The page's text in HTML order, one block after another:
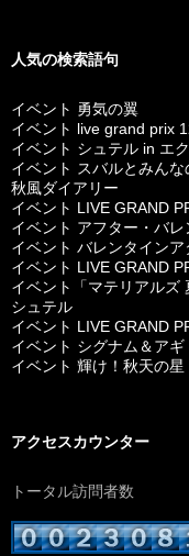
人気の検索語句
イベント 勇気の翼
イベント live grand prix
イベント シュテル in エ
イベント スバルとみんな
秋風ダイアリー
イベント LIVE GRAND
イベント アフター・バレ
イベント バレンタインア
イベント LIVE GRAND
イベント「マテリアルズ
シュテル
イベント LIVE GRAND
イベント シグナム＆アギ
イベント 輝け！秋天の星
アクセスカウンター
トータル訪問者数